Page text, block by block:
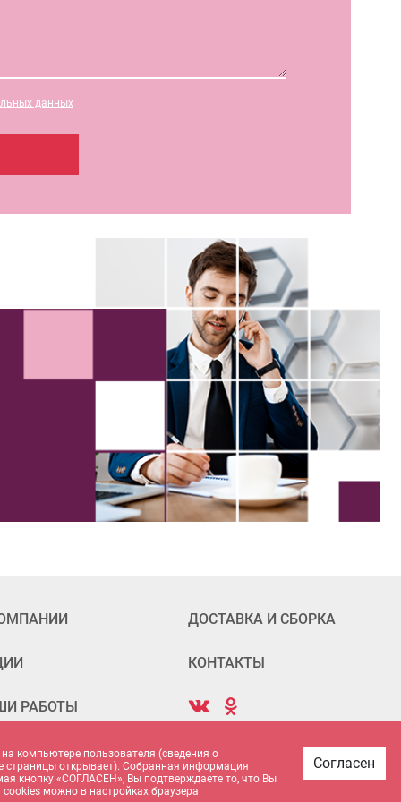
данных
РАБОТЫ
ДОСТАВКА И СБОРКА
КОНТАКТЫ
компьютере пользователя (сведения о
страницы открывает). Собранная информация
кнопку «СОГЛАСЕН», Вы подтверждаете то, что Вы
можно в настройках браузера
Согласен